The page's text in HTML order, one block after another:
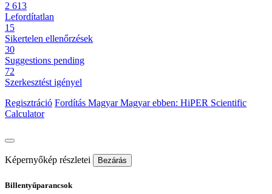
2 613
Lefordítatlan
15
Sikertelen ellenőrzések
30
Suggestions pending
72
Szerkesztést igényel
Regisztráció Fordítás Magyar Magyar ebben: HiPER Scientific
Calculator
Képernyőkép részletei Bezárás
Billentyűparancsok